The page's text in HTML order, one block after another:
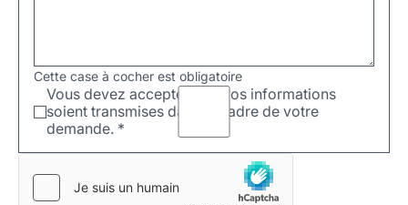
Cette case à cocher est obligatoire
Vous devez accepter que vos informations
soient transmises dans le cadre de votre
demande. *